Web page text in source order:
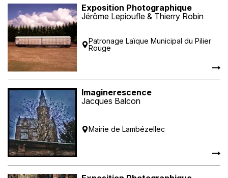
Exposition Photographique
Jérôme Lepioufle & Thierry Robin
Patronage Laïque Municipal du Pilier
Rouge
Imaginerescence
Jacques Balcon
Mairie de Lambézellec